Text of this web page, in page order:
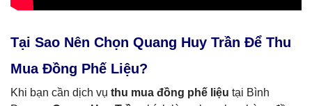
Tại Sao Nên Chọn Quang Huy Trần Để Thu
Mua Đồng Phế Liệu?
Khi bạn cần dịch vụ thu mua đồng phế liệu tại Bình